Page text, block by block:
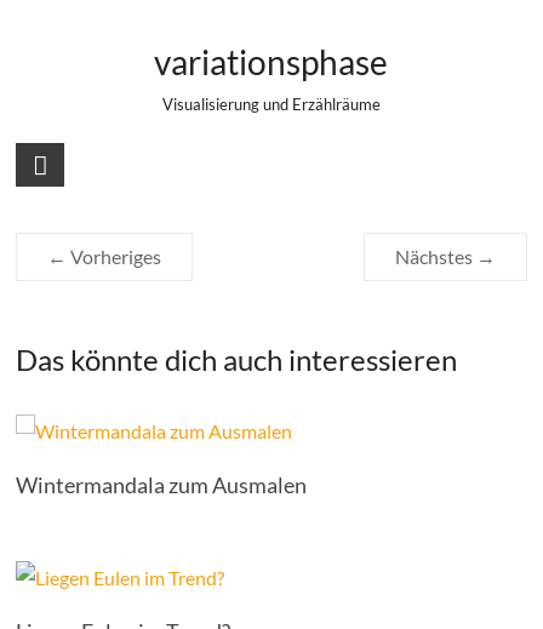
variationsphase
Visualisierung und Erzählräume
Mit Hilfe der Funktion Statistik lassen
sich Stapeleffekte erzeugen
← Vorheriges Nächstes →
Das könnte dich auch interessieren
Wintermandala zum Ausmalen